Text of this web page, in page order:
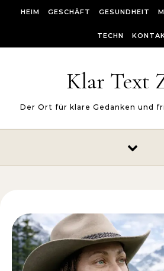
HEIM GESCHÄFT GESUNDHEIT
TECHN
Klar Text
Der Ort für klare Gedanken und